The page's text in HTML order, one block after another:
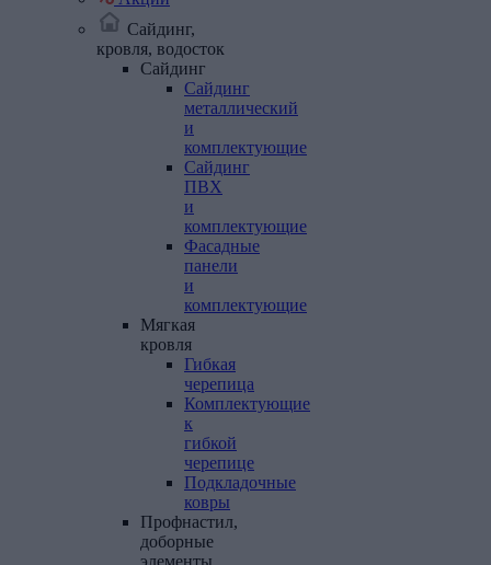
Сайдинг,
кровля, водосток
Сайдинг
Сайдинг
металлический
и
комплектующие
Сайдинг
ПВХ
и
комплектующие
Фасадные
панели
и
комплектующие
Мягкая
кровля
Гибкая
черепица
Комплектующие
к
гибкой
черепице
Подкладочные
ковры
Профнастил,
доборные
элементы